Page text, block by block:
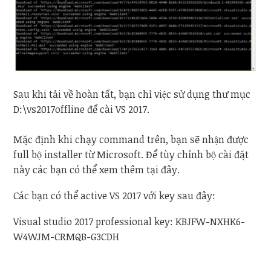
Sau khi tải về hoàn tất, bạn chỉ việc sử dụng thư mục
D:\vs2017offline để cài VS 2017.
Mặc định khi chạy command trên, bạn sẽ nhận được
full bộ installer từ Microsoft. Để tùy chỉnh bộ cài đặt
này các bạn có thể xem thêm tại đây.
Các bạn có thể active VS 2017 với key sau đây:
Visual studio 2017 professional key: KBJFW-NXHK6-
W4WJM-CRMQB-G3CDH